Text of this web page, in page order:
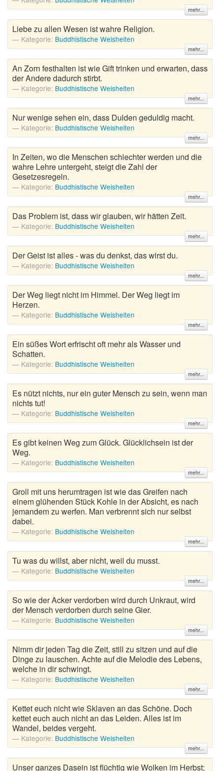
mehr...
Liebe zu allen Wesen ist wahre Religion.
Kategorie: Buddhistische Weisheiten
mehr...
An Zorn festhalten ist wie Gift trinken und erwarten, dass
der Andere dadurch stirbt.
Kategorie: Buddhistische Weisheiten
mehr...
Nur wenige sehen ein, dass Dulden geduldig macht.
Kategorie: Buddhistische Weisheiten
mehr...
In Zeiten, wo die Menschen schlechter werden und die
wahre Lehre untergeht, steigt die Zahl der
Gesetzesregeln.
Kategorie: Buddhistische Weisheiten
mehr...
Das Problem ist, dass wir glauben, wir hätten Zeit.
Kategorie: Buddhistische Weisheiten
mehr...
Der Geist ist alles - was du denkst, das wirst du.
Kategorie: Buddhistische Weisheiten
mehr...
Der Weg liegt nicht im Himmel. Der Weg liegt im
Herzen.
Kategorie: Buddhistische Weisheiten
mehr...
Ein süßes Wort erfrischt oft mehr als Wasser und
Schatten.
Kategorie: Buddhistische Weisheiten
mehr...
Es nützt nichts, nur ein guter Mensch zu sein, wenn man
nichts tut!
Kategorie: Buddhistische Weisheiten
mehr...
Es gibt keinen Weg zum Glück. Glücklichsein ist der
Weg.
Kategorie: Buddhistische Weisheiten
mehr...
Groll mit uns herumtragen ist wie das Greifen nach
einem glühenden Stück Kohle in der Absicht, es nach
jemandem zu werfen. Man verbrennt sich nur selbst
dabei.
Kategorie: Buddhistische Weisheiten
mehr...
Tu was du willst, aber nicht, weil du musst.
Kategorie: Buddhistische Weisheiten
mehr...
So wie der Acker verdorben wird durch Unkraut, wird
der Mensch verdorben durch seine Gier.
Kategorie: Buddhistische Weisheiten
mehr...
Nimm dir jeden Tag die Zeit, still zu sitzen und auf die
Dinge zu lauschen. Achte auf die Melodie des Lebens,
welche in dir schwingt.
Kategorie: Buddhistische Weisheiten
mehr...
Kettet euch nicht wie Sklaven an das Schöne. Doch
kettet euch auch nicht an das Leiden. Alles ist im
Wandel, beides vergeht.
Kategorie: Buddhistische Weisheiten
mehr...
Unser ganzes Dasein ist flüchtig wie Wolken im Herbst;